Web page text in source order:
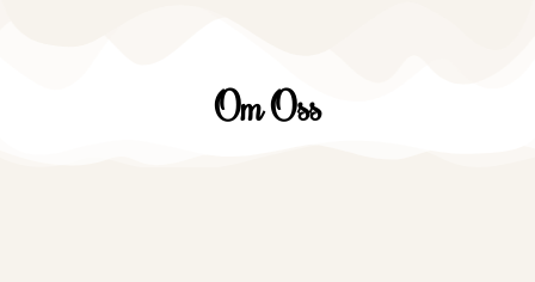
Om Oss